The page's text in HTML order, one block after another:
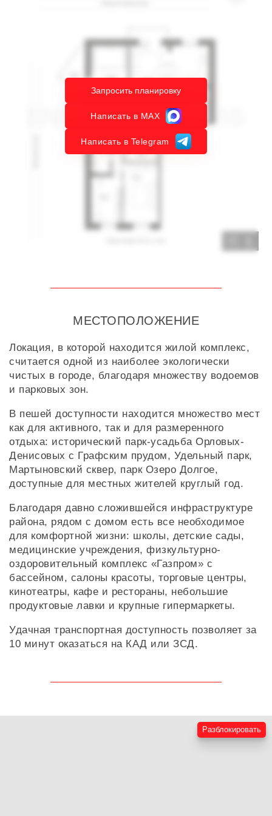
Запросить планировку
Написать в MAX
Написать в Telegram
МЕСТОПОЛОЖЕНИЕ
Локация, в которой находится жилой комплекс,
считается одной из наиболее экологически
чистых в городе, благодаря множеству водоемов
и парковых зон.
В пешей доступности находится множество мест
как для активного, так и для размеренного
отдыха: исторический парк-усадьба Орловых-
Денисовых с Графским прудом, Удельный парк,
Мартыновский сквер, парк Озеро Долгое,
доступные для местных жителей круглый год.
Благодаря давно сложившейся инфраструктуре
района, рядом с домом есть все необходимое
для комфортной жизни: школы, детские сады,
медицинские учреждения, физкультурно-
оздоровительный комплекс «Газпром» с
бассейном, салоны красоты, торговые центры,
кинотеатры, кафе и рестораны, небольшие
продуктовые лавки и крупные гипермаркеты.
Удачная транспортная доступность позволяет за
10 минут оказаться на КАД или ЗСД.
Разблокировать